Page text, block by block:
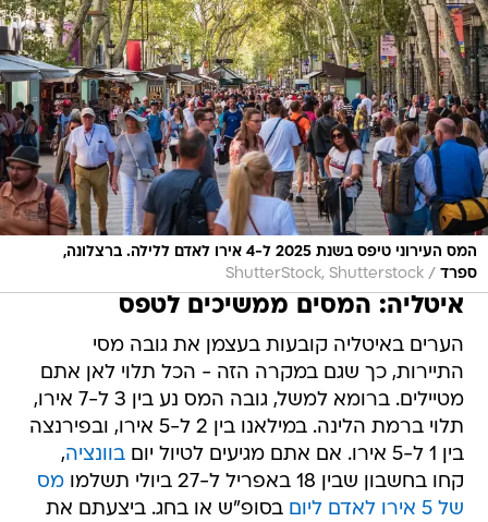
המס העירוני טיפס בשנת 2025 ל-4 אירו לאדם ללילה. ברצלונה,
ספרד /
ShutterStock, Shutterstock
איטליה: המסים ממשיכים לטפס
הערים באיטליה קובעות בעצמן את גובה מסי
התיירות, כך שגם במקרה הזה - הכל תלוי לאן אתם
מטיילים. ברומא למשל, גובה המס נע בין 3 ל-7 אירו,
תלוי ברמת הלינה. במילאנו בין 2 ל-5 אירו, ובפירנצה
בין 1 ל-5 אירו. אם אתם מגיעים לטיול יום
בוונציה,
קחו בחשבון שבין 18 באפריל ל-27 ביולי תשלמו
מס
של 5 אירו לאדם ליום
בסופ"ש או בחג. ביצעתם את